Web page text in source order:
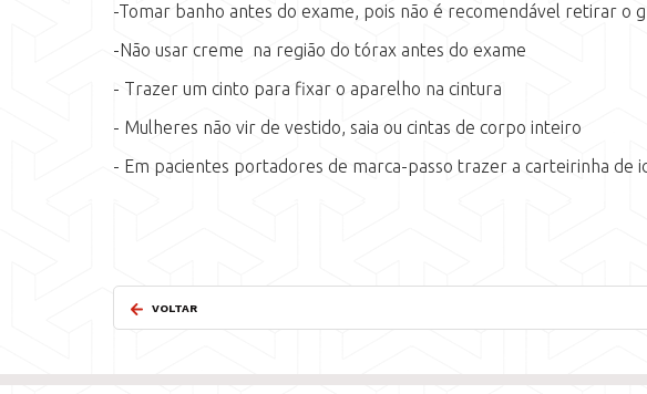
-Tomar banho antes do exame, pois não é recomendável retirar o
-Não usar creme na região do tórax antes do exame
- Trazer um cinto para fixar o aparelho na cintura
- Mulheres não vir de vestido, saia ou cintas de corpo inteiro
- Em pacientes portadores de marca-passo trazer a carteirinha de
VOLTAR